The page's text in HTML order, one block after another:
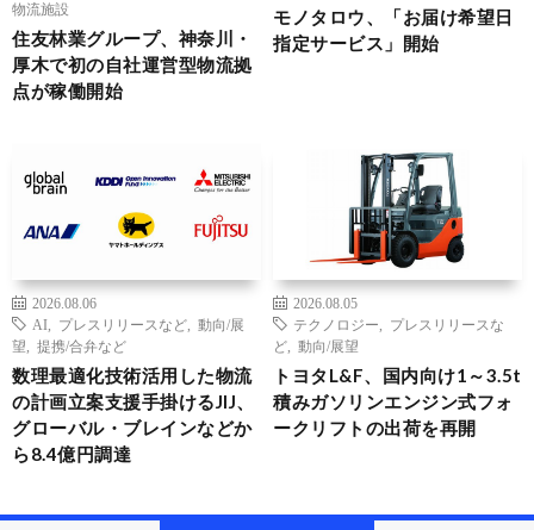
物流施設
住友林業グループ、神奈川・
厚木で初の自社運営型物流拠
点が稼働開始
モノタロウ、「お届け希望日
指定サービス」開始
2026.08.06
AI
プレスリリースなど
動向/展
望
提携/合弁など
数理最適化技術活用した物流
の計画立案支援手掛けるJIJ、
グローバル・ブレインなどか
ら8.4億円調達
2026.08.05
テクノロジー
プレスリリースな
ど
動向/展望
トヨタL&F、国内向け1～3.5t
積みガソリンエンジン式フォ
ークリフトの出荷を再開